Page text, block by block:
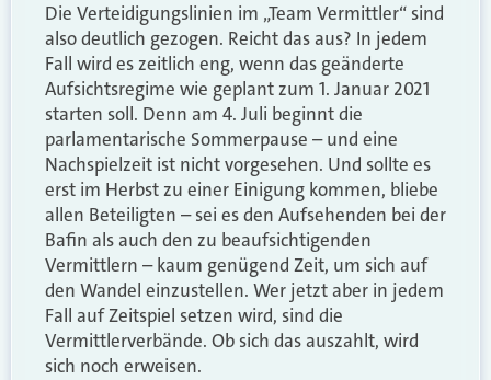
Die Verteidigungslinien im „Team Vermittler“ sind
also deutlich gezogen. Reicht das aus? In jedem
Fall wird es zeitlich eng, wenn das geänderte
Aufsichtsregime wie geplant zum 1. Januar 2021
starten soll. Denn am 4. Juli beginnt die
parlamentarische Sommerpause – und eine
Nachspielzeit ist nicht vorgesehen. Und sollte es
erst im Herbst zu einer Einigung kommen, bliebe
allen Beteiligten – sei es den Aufsehenden bei der
Bafin als auch den zu beaufsichtigenden
Vermittlern – kaum genügend Zeit, um sich auf
den Wandel einzustellen. Wer jetzt aber in jedem
Fall auf Zeitspiel setzen wird, sind die
Vermittlerverbände. Ob sich das auszahlt, wird
sich noch erweisen.